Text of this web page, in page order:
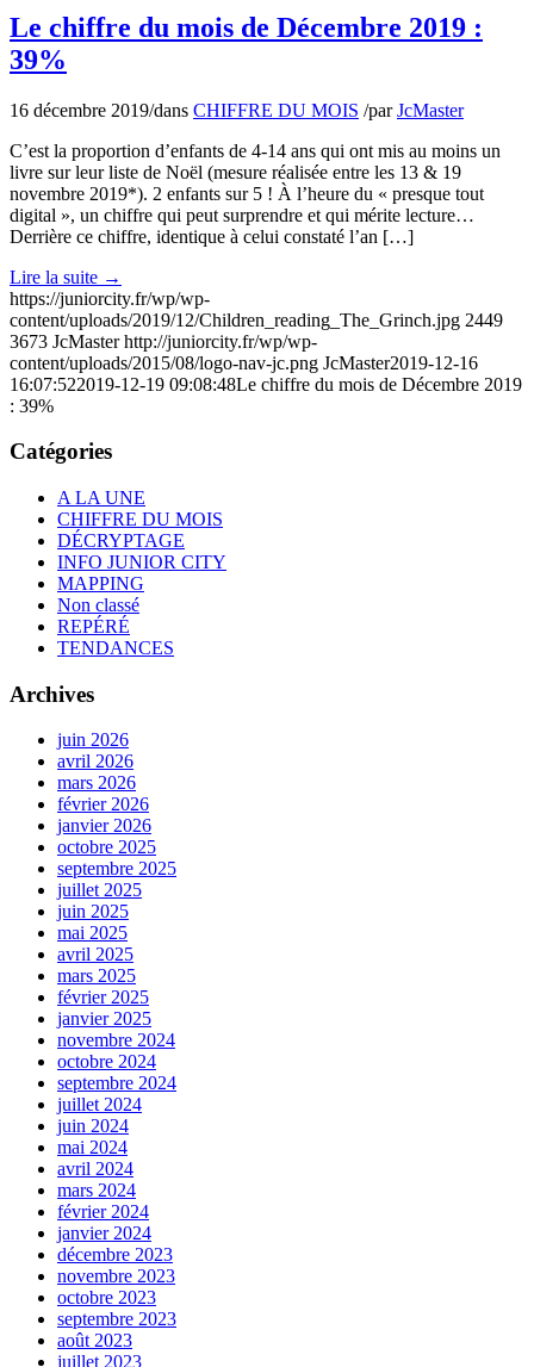
Le chiffre du mois de Décembre 2019 :
39%
16 décembre 2019/dans CHIFFRE DU MOIS /parJcMaster
C’est la proportion d’enfants de 4-14 ans qui ont mis au moins un
livre sur leur liste de Noël (mesure réalisée entre les 13 & 19
novembre 2019*). 2 enfants sur 5 ! À l’heure du « presque tout
digital », un chiffre qui peut surprendre et qui mérite lecture…
Derrière ce chiffre, identique à celui constaté l’an […]
Lire la suite →
https://juniorcity.fr/wp/wp-
content/uploads/2019/12/Children_reading_The_Grinch.jpg 2449
3673 JcMaster http://juniorcity.fr/wp/wp-
content/uploads/2015/08/logo-nav-jc.png JcMaster2019-12-16
16:07:522019-12-19 09:08:48Le chiffre du mois de Décembre 2019
: 39%
Catégories
A LA UNE
CHIFFRE DU MOIS
DÉCRYPTAGE
INFO JUNIOR CITY
MAPPING
Non classé
REPÉRÉ
TENDANCES
Archives
juin 2026
avril 2026
mars 2026
février 2026
janvier 2026
octobre 2025
septembre 2025
juillet 2025
juin 2025
mai 2025
avril 2025
mars 2025
février 2025
janvier 2025
novembre 2024
octobre 2024
septembre 2024
juillet 2024
juin 2024
mai 2024
avril 2024
mars 2024
février 2024
janvier 2024
décembre 2023
novembre 2023
octobre 2023
septembre 2023
août 2023
juillet 2023